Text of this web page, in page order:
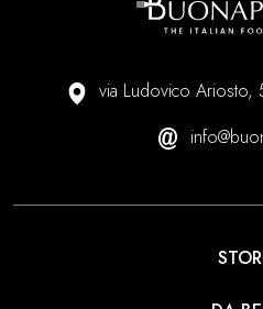
via Ludovico Ariosto,